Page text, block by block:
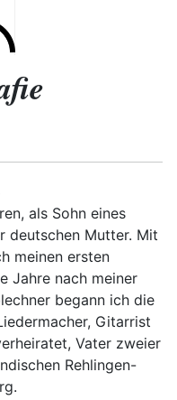
als Sohn eines
deutschen Mutter. Mit
meinen ersten
Jahre nach meiner
begann ich die
Gitarrist
Vater zweier
Rehlingen-